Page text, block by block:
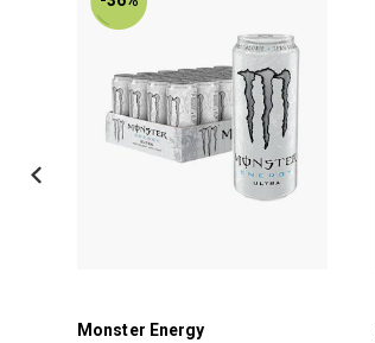
Monster Energy